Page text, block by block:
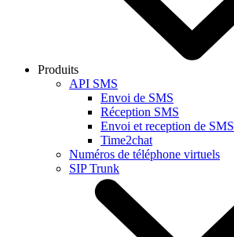
Produits
API SMS
Envoi de SMS
Réception SMS
Envoi et reception de SMS
Time2chat
Numéros de téléphone virtuels
SIP Trunk